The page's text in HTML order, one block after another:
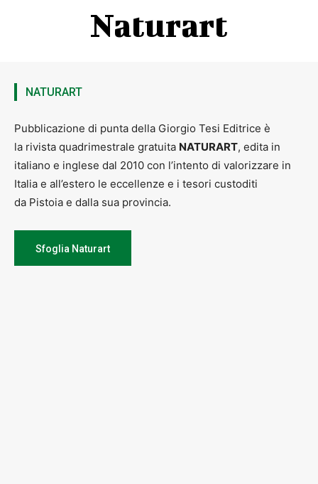
Naturart
NATURART
Pubblicazione di punta della Giorgio Tesi Editrice è
la rivista quadrimestrale gratuita NATURART, edita in
italiano e inglese dal 2010 con l’intento di valorizzare in
Italia e all’estero le eccellenze e i tesori custoditi
da Pistoia e dalla sua provincia.
Sfoglia Naturart